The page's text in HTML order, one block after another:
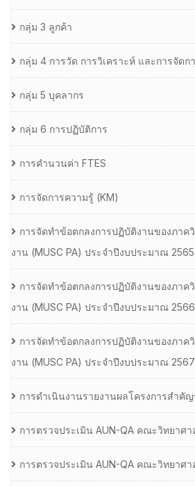
กลุ่ม 3 ลูกค้า
กลุ่ม 4 การวัด การวิเคราะห์ และการจัดก
กลุ่ม 5 บุคลากร
กลุ่ม 6 การปฏิบัติการ
การคำนวนค่า FTES
การจัดการความรู้ (KM)
การจัดทำข้อตกลงการปฏิบัติงานของภา
งาน (MUSC PA) ประจำปีงบประมาณ 2565
การจัดทำข้อตกลงการปฏิบัติงานของภา
งาน (MUSC PA) ประจำปีงบประมาณ 2566
การจัดทำข้อตกลงการปฏิบัติงานของภา
งาน (MUSC PA) ประจำปีงบประมาณ 2567
การดำเนินงานรายงานผลโครงการสำคั
การตรวจประเมิน AUN-QA คณะวิทยาศ
การตรวจประเมิน AUN-QA คณะวิทยาศ